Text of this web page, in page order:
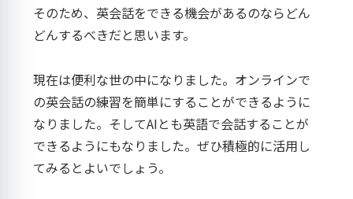
そのため、英会話をできる機会があるのならどん
どんするべきだと思います。
現在は便利な世の中になりました。オンラインで
の英会話の練習を簡単にすることができるように
なりました。そしてAIとも英語で会話することが
できるようにもなりました。ぜひ積極的に活用し
てみるとよいでしょう。